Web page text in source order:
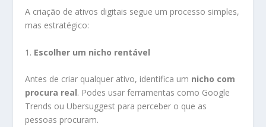
A criação de ativos digitais segue um processo simples,
mas estratégico:
1. Escolher um nicho rentável
Antes de criar qualquer ativo, identifica um nicho com
procura real. Podes usar ferramentas como Google
Trends ou Ubersuggest para perceber o que as
pessoas procuram.